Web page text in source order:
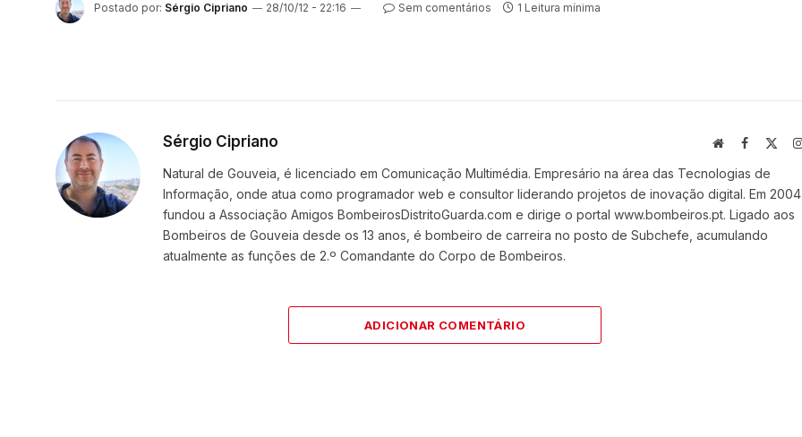
Postado por: Sérgio Cipriano 28/10/12 - 22:16 Sem comentários 1 Leitura mínima
Sérgio Cipriano WebsiteFacebook
Natural de Gouveia, é licenciado em Comunicação Multimédia. Empresário na área das Tecnologias de
Informação, onde atua como programador web e consultor liderando projetos de inovação digital. Em 2004
fundou a Associação Amigos BombeirosDistritoGuarda.com e dirige o portal www.bombeiros.pt. Ligado aos
Bombeiros de Gouveia desde os 13 anos, é bombeiro de carreira no posto de Subchefe, acumulando
atualmente as funções de 2.º Comandante do Corpo de Bombeiros.
ADICIONAR COMENTÁRIO